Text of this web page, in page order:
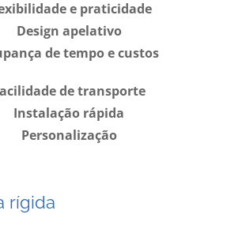
e praticidade
Design apelativo
de tempo e custos
de transporte
Instalação rápida
Personalização
rígida